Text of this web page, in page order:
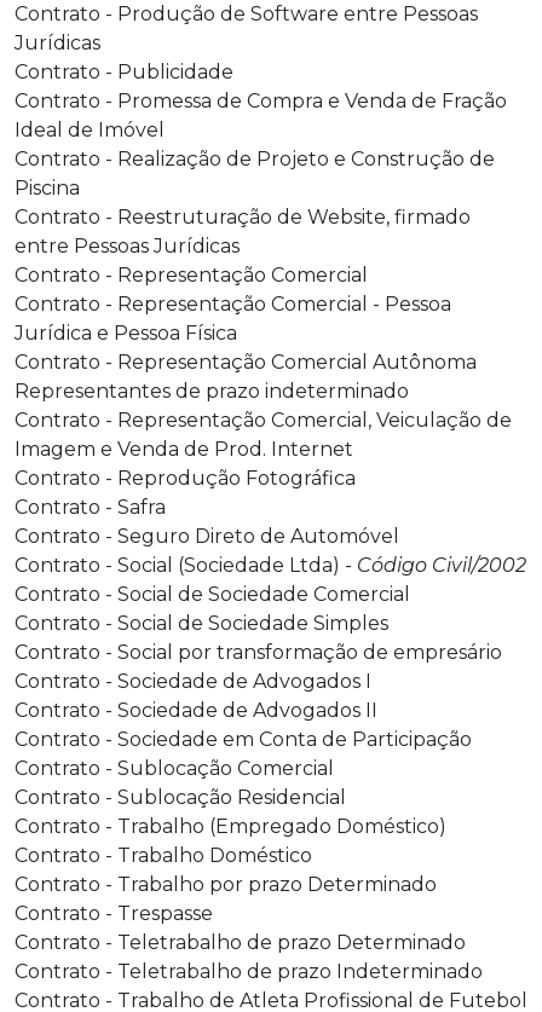
Contrato - Produção de Software entre Pessoas
Jurídicas
Contrato - Publicidade
Contrato - Promessa de Compra e Venda de Fração
Ideal de Imóvel
Contrato - Realização de Projeto e Construção de
Piscina
Contrato - Reestruturação de Website, firmado
entre Pessoas Jurídicas
Contrato - Representação Comercial
Contrato - Representação Comercial - Pessoa
Jurídica e Pessoa Física
Contrato - Representação Comercial Autônoma
Representantes de prazo indeterminado
Contrato - Representação Comercial, Veiculação de
Imagem e Venda de Prod. Internet
Contrato - Reprodução Fotográfica
Contrato - Safra
Contrato - Seguro Direto de Automóvel
Contrato - Social (Sociedade Ltda) - Código Civil/2002
Contrato - Social de Sociedade Comercial
Contrato - Social de Sociedade Simples
Contrato - Social por transformação de empresário
Contrato - Sociedade de Advogados I
Contrato - Sociedade de Advogados II
Contrato - Sociedade em Conta de Participação
Contrato - Sublocação Comercial
Contrato - Sublocação Residencial
Contrato - Trabalho (Empregado Doméstico)
Contrato - Trabalho Doméstico
Contrato - Trabalho por prazo Determinado
Contrato - Trespasse
Contrato - Teletrabalho de prazo Determinado
Contrato - Teletrabalho de prazo Indeterminado
Contrato - Trabalho de Atleta Profissional de Futebol